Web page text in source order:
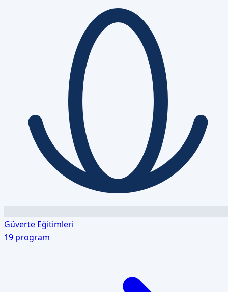
Güverte Eğitimleri
19 program